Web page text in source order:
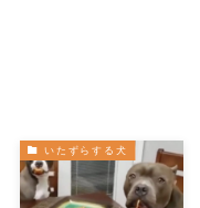
いたずらする犬